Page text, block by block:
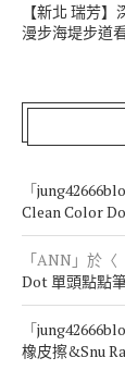
【新北 瑞芳
漫步海堤步道
「
Clean Color
「ANN 」於〈
Dot 單頭點點
「
橡皮擦&Snu